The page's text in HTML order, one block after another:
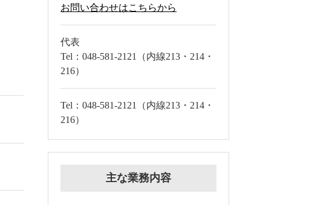
お問い合わせはこちらから
代表
Tel：048-581-2121（内線213・214・
216）
Tel：048-581-2121（内線213・214・
216）
主な業務内容